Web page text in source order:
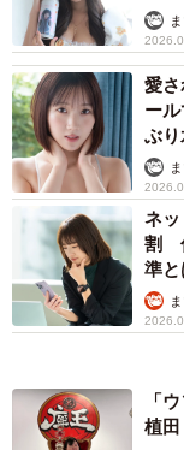
愛
ー
ぶ
ネ
割
準と
「
植